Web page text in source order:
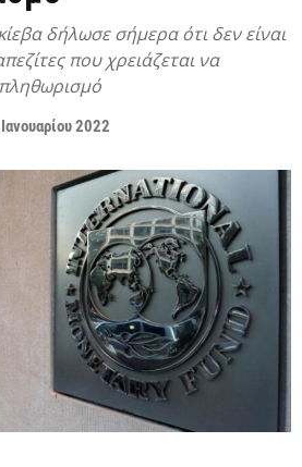
δήλωσε σήμερα ότι δεν είναι
που χρειάζεται να
2022